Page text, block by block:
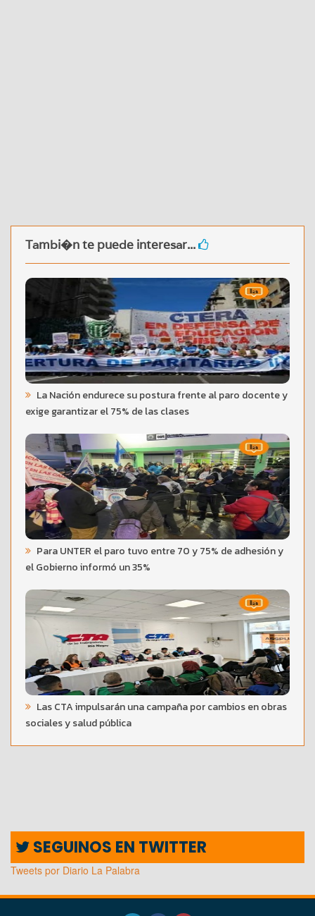
Tambi�n te puede interesar...
La Nación endurece su postura frente al paro docente y
exige garantizar el 75% de las clases
Para UNTER el paro tuvo entre 70 y 75% de adhesión y
el Gobierno informó un 35%
Las CTA impulsarán una campaña por cambios en obras
sociales y salud pública
SEGUINOS EN TWITTER
Tweets por Diario La Palabra